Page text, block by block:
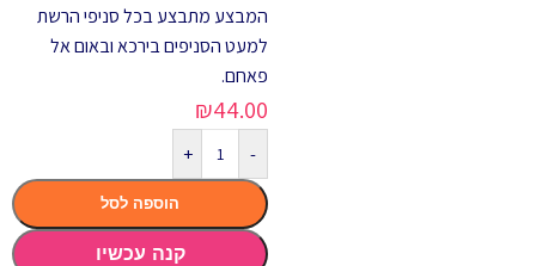
המבצע מתבצע בכל סניפי הרשת
למעט הסניפים בירכא ובאום אל
פאחם.
₪44.00
-
+
הוספה לסל
קנה עכשיו